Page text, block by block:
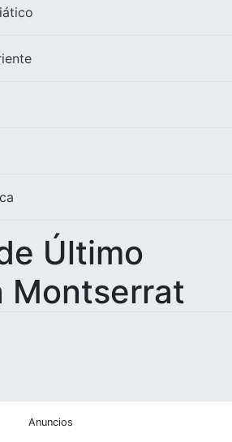
Último
Montserrat
Anuncios